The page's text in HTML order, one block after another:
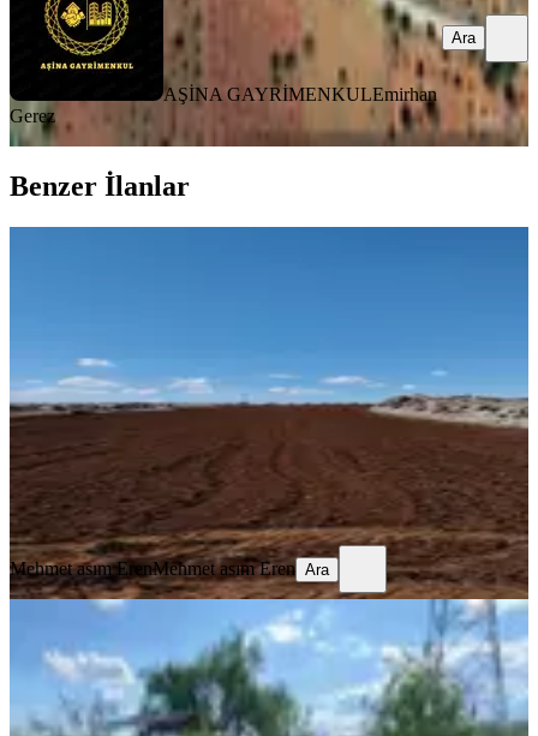
AŞİNA GAYRİMENKULEmirhan
Gerez
Ara
Benzer İlanlar
12000 m²
400/m²· 09.05.2026
Mehmet asım Eren Mehmet asım Eren
Ara
Mehmet asım ErenMehmet asım Eren Ara
Çimenli' De Asvalt Yola Sıfır Köşe
Başı Çift Cephe Bağevi
Gaziantep, Şahinbey